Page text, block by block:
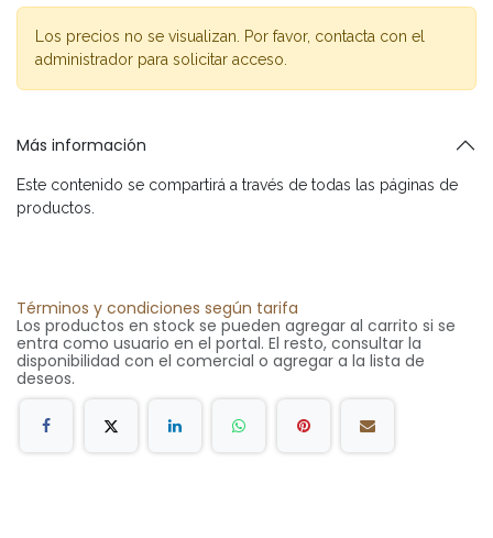
Los precios no se visualizan. Por favor, contacta con el
administrador para solicitar acceso.
Más información
Este contenido se compartirá a través de todas las páginas de
productos.
Términos y condiciones según tarifa
Los productos en stock se pueden agregar al carrito si se
entra como usuario en el portal. El resto, consultar la
disponibilidad con el comercial o agregar a la lista de
deseos.